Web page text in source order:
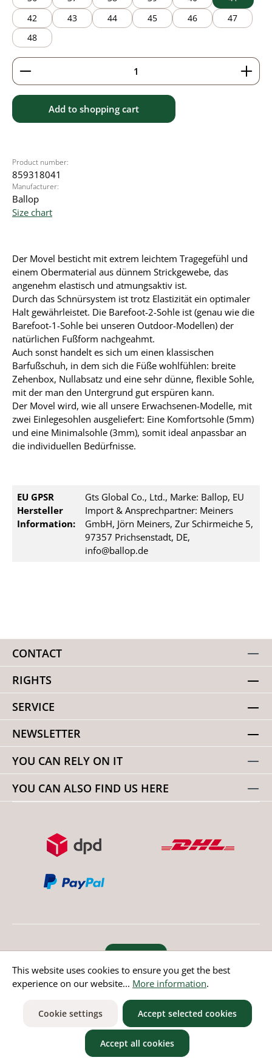
42
43 44 45 46
47
48
Product Quantity: Enter the desired amount or
Add to shopping cart
Product number:
859318041
Manufacturer:
Ballop
Size chart
Der Movel besticht mit extrem leichtem Tragegefühl und
einem Obermaterial aus dünnem Strickgewebe, das
angenehm elastisch und atmungsaktiv ist.
Durch das Schnürsystem ist trotz Elastizität ein optimaler
Halt gewährleistet. Die Barefoot-2-Sohle ist (genau wie die
Barefoot-1-Sohle bei unseren Outdoor-Modellen) der
natürlichen Fußform nachgeahmt.
Auch sonst handelt es sich um einen klassischen
Barfußschuh, in dem sich die Füße wohlfühlen: breite
Zehenbox, Nullabsatz und eine sehr dünne, flexible Sohle,
mit der man den Untergrund gut erspüren kann.
Der Movel wird, wie all unsere Erwachsenen-Modelle, mit
zwei Einlegesohlen ausgeliefert: Eine Komfortsohle (5mm)
und eine Minimalsohle (3mm), somit ideal anpassbar an
die individuellen Bedürfnisse.
EU GPSR
Hersteller
Information:
Gts Global Co., Ltd., Marke: Ballop, EU
Import & Ansprechpartner: Meiners
GmbH, Jörn Meiners, Zur Schirmeiche 5,
97357 Prichsenstadt, DE,
info@ballop.de
CONTACT
RIGHTS
SERVICE
NEWSLETTER
YOU CAN RELY ON IT
YOU CAN ALSO FIND US HERE
Revoke order
* All prices incl. value added tax except non EU countries
This website uses cookies to ensure you get the best
experience on our website... More information.
Cookie settings Accept selected cookies
Accept all cookies